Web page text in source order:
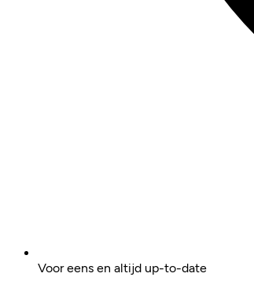
Voor eens en altijd up-to-date